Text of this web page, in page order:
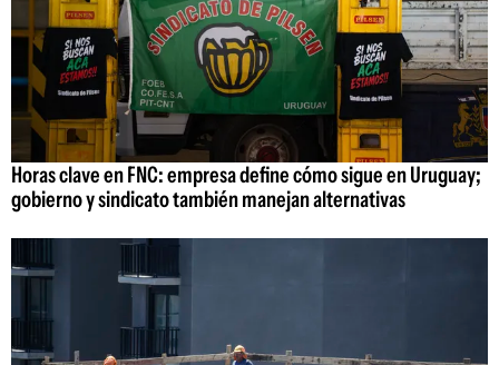
Horas clave en FNC: empresa define cómo sigue en Uruguay;
gobierno y sindicato también manejan alternativas